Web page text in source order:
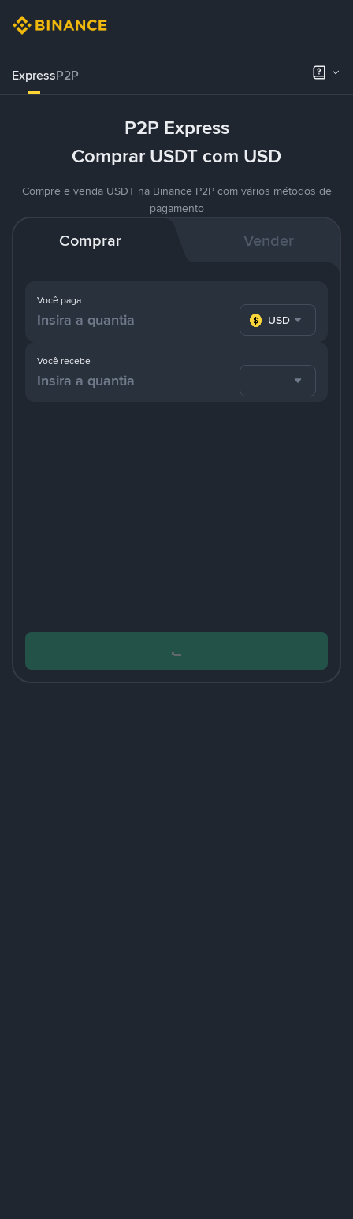
ExpressP2P
P2P Express
Comprar USDT com USD
Compre e venda USDT na Binance P2P com vários métodos de
pagamento
Comprar Vender
Você paga
USD
Você recebe